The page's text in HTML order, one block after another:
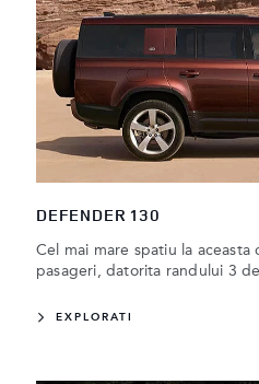
DEFENDER 130
Cel mai mare spatiu la aceasta
pasageri, datorita randului 3
EXPLORATI